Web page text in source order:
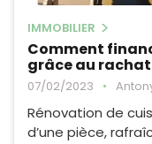
IMMOBILIER
Comment
grâce au
07/02/2023 •
Rénovation de
d’une pièce,